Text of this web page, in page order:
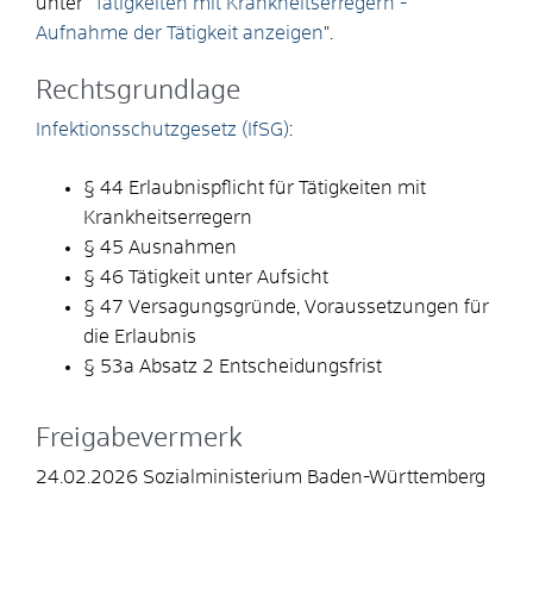
Aufnahme der Tätigkeit anzeigen".
Rechtsgrundlage
Infektionsschutzgesetz (IfSG):
§ 44 Erlaubnispflicht für Tätigkeiten mit
Krankheitserregern
§ 45 Ausnahmen
§ 46 Tätigkeit unter Aufsicht
§ 47 Versagungsgründe, Voraussetzungen für
die Erlaubnis
§ 53a Absatz 2 Entscheidungsfrist
Freigabevermerk
24.02.2026 Sozialministerium Baden-Württemberg